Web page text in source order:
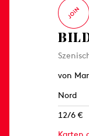
von
Nord
12/6 €